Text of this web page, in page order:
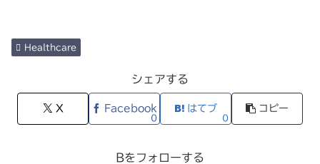
Healthcare
シェアする
X Facebook
0
はてブ
0
コピー
Bをフォローする